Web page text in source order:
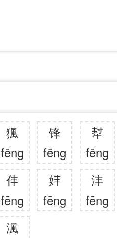
猦
fēng
锋
fēng
犎
fēng
仹
fēng
妦
fēng
沣
fēng
渢